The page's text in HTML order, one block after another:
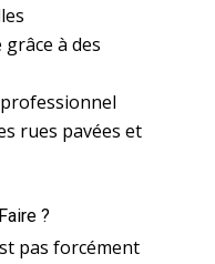
à des
rues pavées et
?
pas forcément